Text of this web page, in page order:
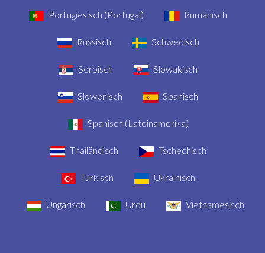
Portugiesisch (Portugal) Rumänisch
Russisch Schwedisch
Serbisch Slowakisch
Slowenisch Spanisch
Spanisch (Lateinamerika)
Thailändisch Tschechisch
Türkisch Ukrainisch
Ungarisch Urdu Vietnamesisch